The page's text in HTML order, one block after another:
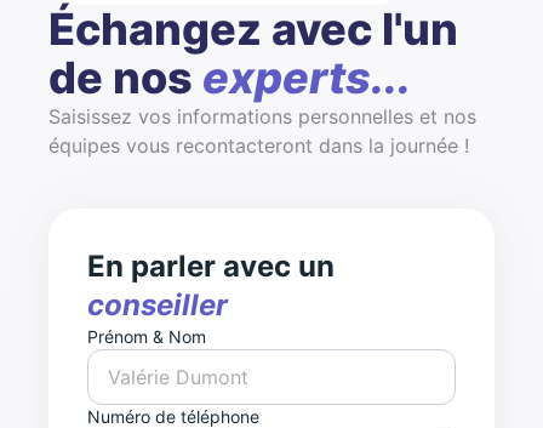
Échangez avec l'un
de nos experts...
Saisissez vos informations personnelles et nos
équipes vous recontacteront dans la journée !
En parler avec un
conseiller
Prénom & Nom
Numéro de téléphone